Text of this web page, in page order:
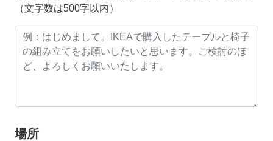
（文字数は500字以内）
場所